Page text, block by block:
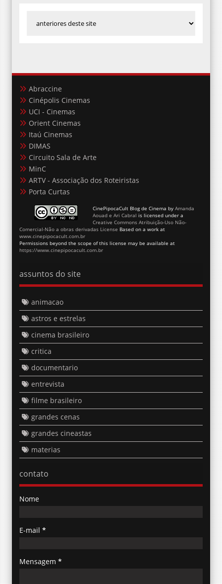
Abraccine
Cinépolis Cinemas
UCI - Cinemas
Orient Cinemas
Itaú Cinemas
DIMAS
Circuito Sala de Arte
MinC
ARTV - Associação dos Roteiristas
Porta Curtas
CinePipocaCult Blog de Cinema by Amanda
Aouad e Ari Cabral is licensed under a
Creative Commons Atribuição-Uso Não-
Comercial-Não a obras derivadas License Based on a work at
www.cinepipocacult.com.br
Permissions beyond the scope of this license may be available at
https://www.cinepipocacult.com.br
assuntos do site
animacao
astros e estrelas
cinema brasileiro
critica
documentario
entrevista
filme brasileiro
grandes cenas
grandes cineastas
materias
contato
Nome
E-mail *
Mensagem *